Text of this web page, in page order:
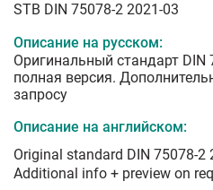
STB DIN 75078-2 2021-03
Описание на русском:
Оригинальный стандарт DIN
полная версия.
запросу
Описание на английском:
Original standard DIN 75078-2
Additional info + preview on